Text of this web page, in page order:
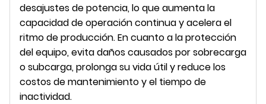
desajustes de potencia, lo que aumenta la
capacidad de operación continua y acelera el
ritmo de producción. En cuanto a la protección
del equipo, evita daños causados ​​por sobrecarga
o subcarga, prolonga su vida útil y reduce los
costos de mantenimiento y el tiempo de
inactividad.